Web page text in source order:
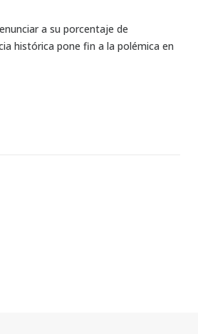
a su porcentaje de
histórica pone fin a la polémica en